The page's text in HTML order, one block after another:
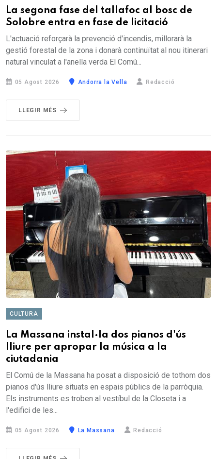
La segona fase del tallafoc al bosc de
Solobre entra en fase de licitació
L'actuació reforçarà la prevenció d'incendis, millorarà la
gestió forestal de la zona i donarà continuïtat al nou itinerari
natural vinculat a l'anella verda El Comú...
05 Agost 2026 Andorra la Vella Redacció
LLEGIR MÉS
CULTURA
La Massana instal·la dos pianos d'ús
lliure per apropar la música a la
ciutadania
El Comú de la Massana ha posat a disposició de tothom dos
pianos d'ús lliure situats en espais públics de la parròquia.
Els instruments es troben al vestíbul de la Closeta i a
l'edifici de les...
05 Agost 2026 La Massana Redacció